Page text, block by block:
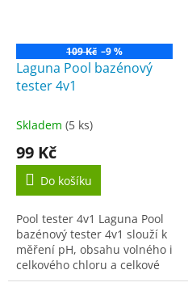
109 Kč –9 %
Laguna Pool bazénový
tester 4v1
Skladem (5 ks)
99 Kč
Do košíku
Pool tester 4v1 Laguna Pool
bazénový tester 4v1 slouží k
měření pH, obsahu volného i
celkového chloru a celkové
alkalinity v bazénové vodě.